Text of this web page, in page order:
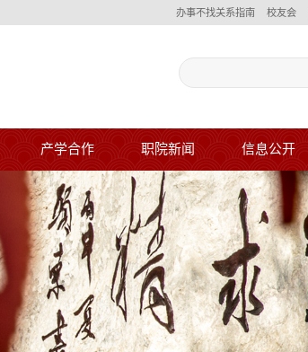
办事不找关系指南 校友会
产学合作 职院新闻 信息公开